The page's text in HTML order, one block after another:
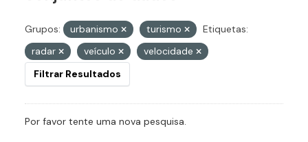
Grupos: urbanismo turismo
Etiquetas:
radar
veículo
velocidade
Filtrar Resultados
Por favor tente uma nova pesquisa.